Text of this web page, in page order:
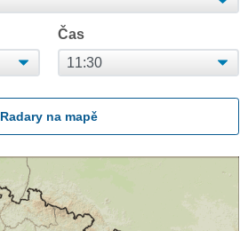
Čas
Radary na mapě